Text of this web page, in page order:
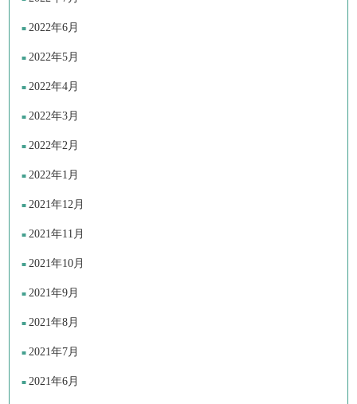
2022年6月
2022年5月
2022年4月
2022年3月
2022年2月
2022年1月
2021年12月
2021年11月
2021年10月
2021年9月
2021年8月
2021年7月
2021年6月